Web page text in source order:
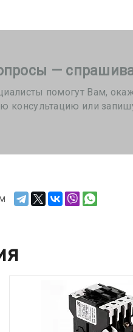
—
помогут Вам,
консультацию или